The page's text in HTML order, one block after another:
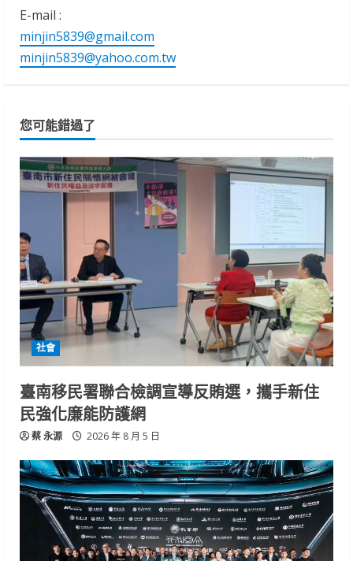
E-mail :
minjin5839@gmail.com
minjin5839@yahoo.com.tw
您可能錯過了
社會
臺南移民署聯合檢調宣導反賄選，攜手新住
民強化廉能防護網
蔡 永源 2026 年 8 月 5 日